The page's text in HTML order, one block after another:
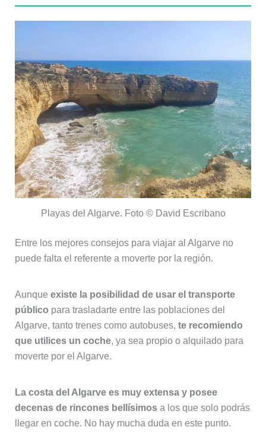
Playas del Algarve. Foto © David Escribano
Entre los mejores consejos para viajar al Algarve no
puede falta el referente a moverte por la región.
Aunque existe la posibilidad de usar el transporte
público para trasladarte entre las poblaciones del
Algarve, tanto trenes como autobuses, te recomiendo
que utilices un coche, ya sea propio o alquilado para
moverte por el Algarve.
La costa del Algarve es muy extensa y posee
decenas de rincones bellísimosa los que solo podrás
llegar en coche. No hay mucha duda en este punto.